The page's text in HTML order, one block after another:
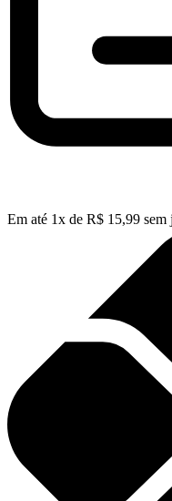
Em até 1x de R$ 15,99 sem